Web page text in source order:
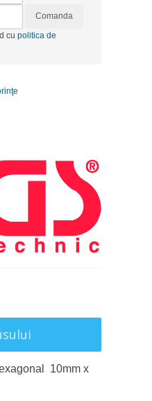
Comanda
cu politica de
10mm x